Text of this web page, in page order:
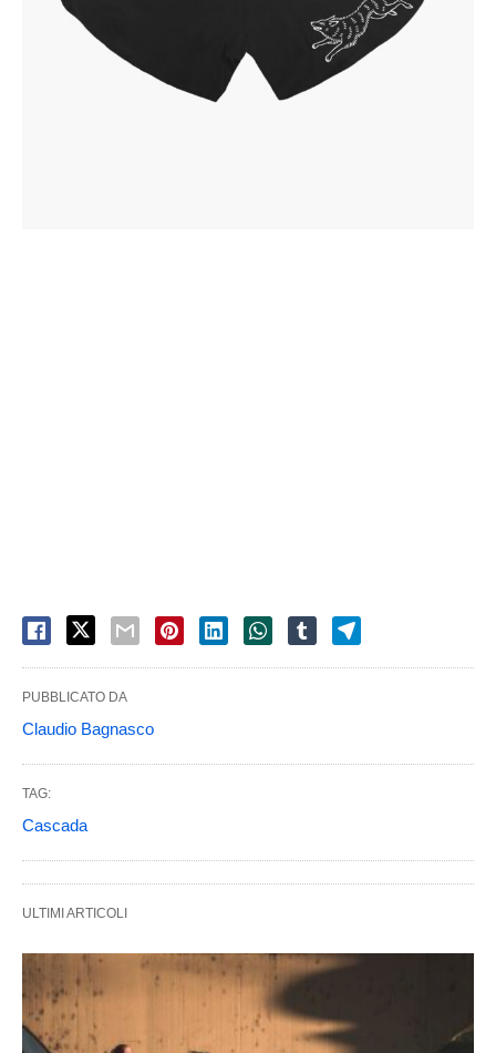
PUBBLICATO DA
Claudio Bagnasco
TAG:
Cascada
ULTIMI ARTICOLI